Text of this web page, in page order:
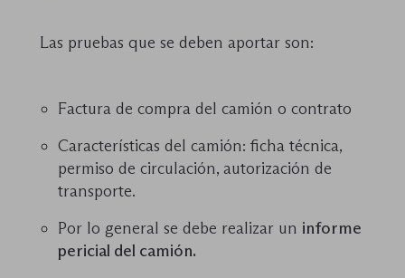
Las pruebas que se deben aportar son:
Factura de compra del camión o contrato
Características del camión: ficha técnica,
permiso de circulación, autorización de
transporte.
Por lo general se debe realizar un informe
pericial del camión.